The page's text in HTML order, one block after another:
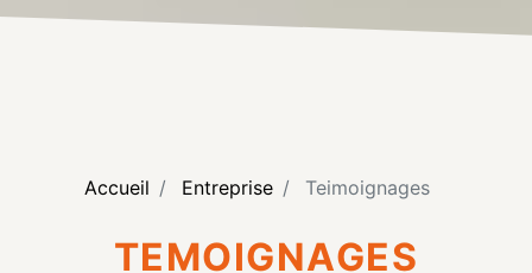
Accueil Entreprise Teimoignages
TEMOIGNAGES